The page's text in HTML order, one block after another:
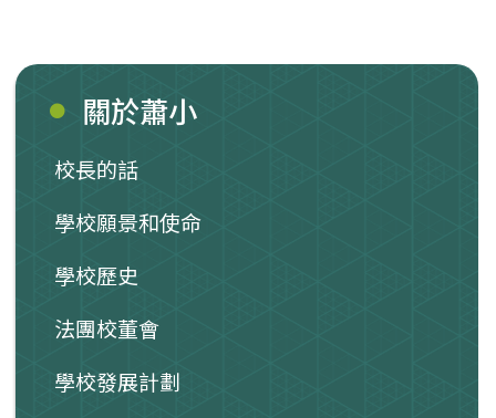
關於蕭小
校長的話
學校願景和使命
學校歷史
法團校董會
學校發展計劃